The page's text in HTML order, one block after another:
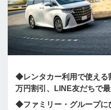
◆レンタカー利用で使える
万円割引、LINE友だちで
◆ファミリー・グループに